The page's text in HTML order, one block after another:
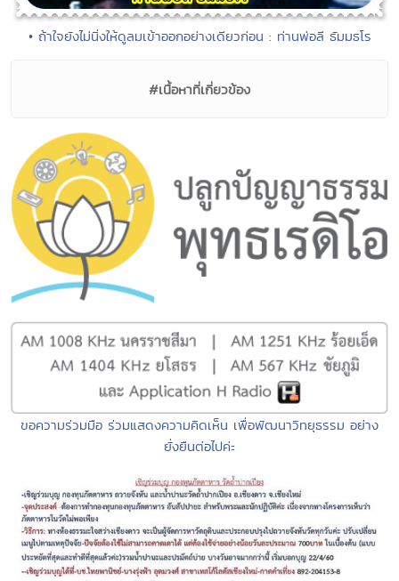
• ถ้าใจยังไม่นิ่งให้ดูลมเข้าออกอย่างเดียวก่อน : ท่านพ่อลี ธัมมธโร
#เนื้อหาที่เกี่ยวข้อง
ขอความร่วมมือ ร่วมแสดงความคิดเห็น เพื่อพัฒนาวิทยุธรรม อย่าง
ยั่งยืนต่อไปค่ะ